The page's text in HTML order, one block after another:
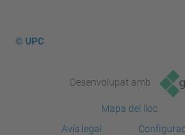
© UPC
Desenvolupat amb
Mapa del lloc
Avís legal